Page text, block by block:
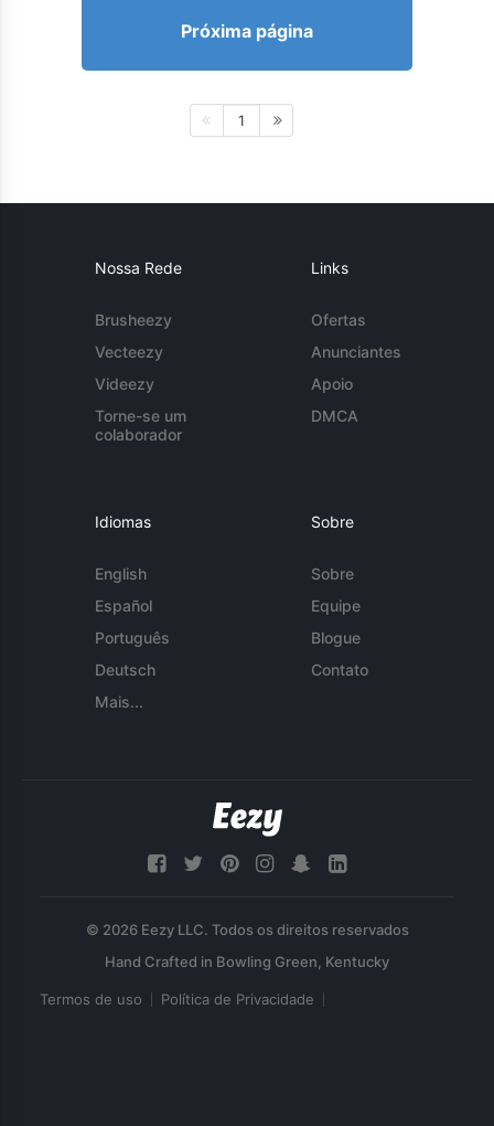
Próxima página
1
Nossa Rede
Brusheezy
Vecteezy
Videezy
Torne-se um
colaborador
Links
Ofertas
Anunciantes
Apoio
DMCA
Idiomas
English
Español
Português
Deutsch
Mais...
Sobre
Sobre
Equipe
Blogue
Contato
© 2026 Eezy LLC. Todos os direitos reservados
Termos de uso Política de Privacidade